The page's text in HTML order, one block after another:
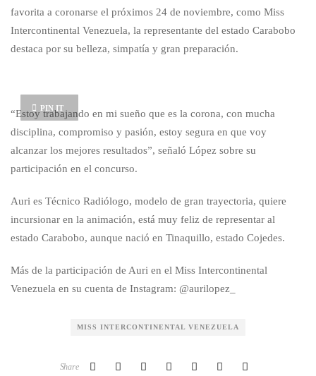
favorita a coronarse el próximos 24 de noviembre, como Miss
Intercontinental Venezuela, la representante del estado Carabobo
destaca por su belleza, simpatía y gran preparación.
PIN IT
“Estoy trabajando en mi sueño que es la corona, con mucha
disciplina, compromiso y pasión, estoy segura en que voy
alcanzar los mejores resultados”, señaló López sobre su
participación en el concurso.
Auri es Técnico Radiólogo, modelo de gran trayectoria, quiere
incursionar en la animación, está muy feliz de representar al
estado Carabobo, aunque nació en Tinaquillo, estado Cojedes.
Más de la participación de Auri en el Miss Intercontinental
Venezuela en su cuenta de Instagram: @aurilopez_
MISS INTERCONTINENTAL VENEZUELA
Share